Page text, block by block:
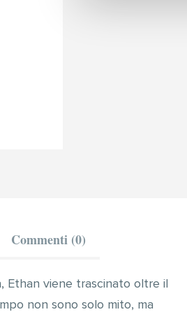
Commenti (0)
Ethan viene trascinato oltre il
non sono solo mito, ma